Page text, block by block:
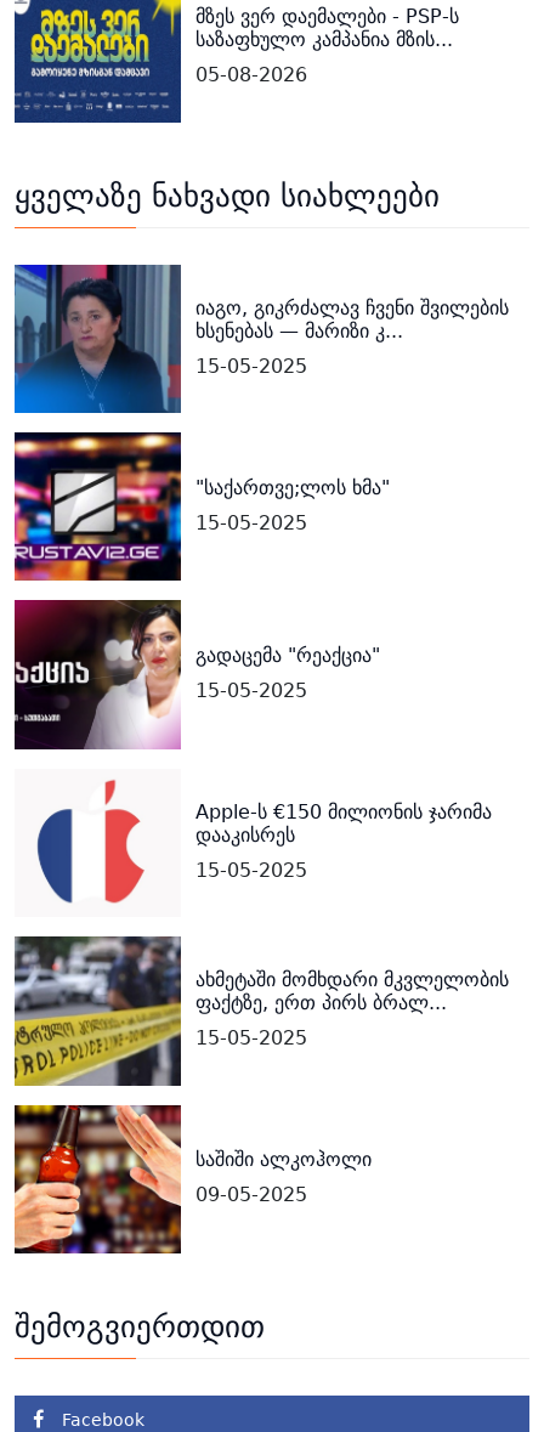
მზეს ვერ დაემალები - PSP-ს
საზაფხულო კამპანია მზის...
05-08-2026
ყველაზე ნახვადი სიახლეები
იაგო, გიკრძალავ ჩვენი შვილების
ხსენებას — მარიზი კ...
15-05-2025
"საქართვე;ლოს ხმა"
15-05-2025
გადაცემა "რეაქცია"
15-05-2025
Apple-ს €150 მილიონის ჯარიმა
დააკისრეს
15-05-2025
ახმეტაში მომხდარი მკვლელობის
ფაქტზე, ერთ პირს ბრალ...
15-05-2025
საშიში ალკოჰოლი
09-05-2025
შემოგვიერთდით
Facebook